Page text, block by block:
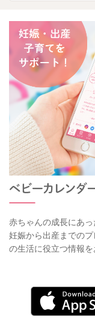
赤ちゃんの成長にあ
妊娠から出産までの
の生活に役立つ情報を